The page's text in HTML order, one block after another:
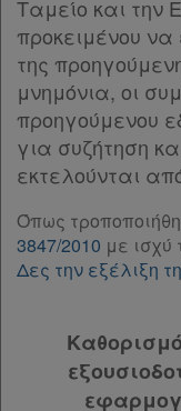
Χρήσιμα
Assistant
Νομολογία
Kodiko
Αναζήτηση
Κ.Α.Δ.
παρ.2
παρ.3
παρ.4
παρ.5
Υπογραφές
Ταμείο και την
προκειμένου
της
μνημόνια, οι
προηγούμενου
για συζήτηση
εκτελούνται
Όπως
3847/2010 με ισχύ
Δες την εξέλιξη